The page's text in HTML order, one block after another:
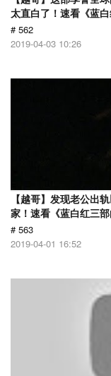
太直白了！速看《蓝白
# 562
2019-04-03 10:26
【越哥】发现老公出
家！速看《蓝白红三部
# 563
2019-04-01 16:52